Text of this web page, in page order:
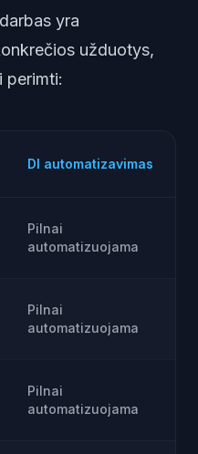
yra
užduotys,
perimti:
DI automatizavimas
Pilnai
automatizuojama
Pilnai
automatizuojama
Pilnai
automatizuojama